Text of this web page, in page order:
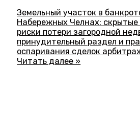
Земельный участок в
Набережных Челнах: скрытые
риски потери загородной
принудительный раздел и
оспаривания сделок
Читать далее »